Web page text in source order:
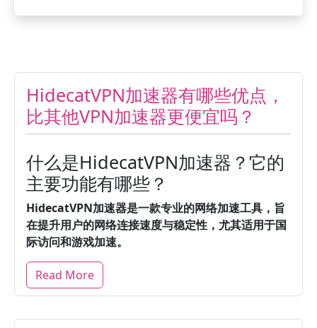
HidecatVPN加速器有哪些优点，
比其他VPN加速器更便宜吗？
什么是HidecatVPN加速器？它的
主要功能有哪些？
HidecatVPN加速器是一款专业的网络加速工具，旨
在提升用户的网络连接速度与稳定性，尤其适用于国
际访问和游戏加速。
Read More